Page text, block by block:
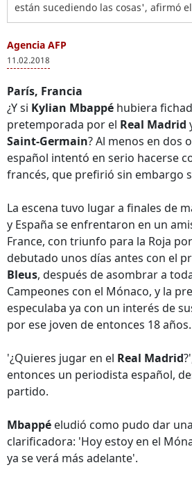
están sucediendo las cosas', afirmó
Agencia AFP
11.02.2018
París, Francia
¿Y si Kylian Mbappé hubiera
pretemporada por el Real Madrid
Saint-Germain? Al menos en dos
español intentó en serio hacerse
francés, que prefirió sin embargo
La escena tuvo lugar a finales de
y España se enfrentaron en un
France, con triunfo para la Roja
debutado unos días antes con el
Bleus, después de asombrar a
Campeones con el Mónaco, y la
especulaba ya con un interés de
por ese joven de entonces 18 años.
'¿Quieres jugar en el Real Madrid
entonces un periodista español,
partido.
Mbappé eludió como pudo dar
clarificadora: 'Hoy estoy en el
ya se verá más adelante'.